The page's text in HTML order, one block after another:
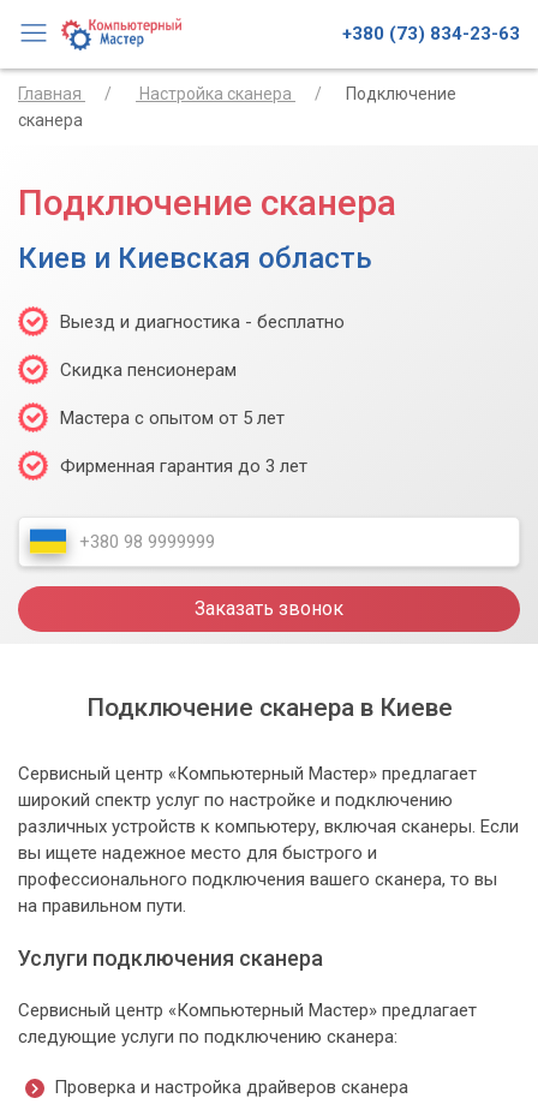
+380 (73) 834-23-63
Главная Настройка сканера
Подключение
сканера
Подключение сканера
Киев и Киевская область
Выезд и диагностика - бесплатно
Скидка пенсионерам
Мастера с опытом от 5 лет
Фирменная гарантия до 3 лет
Заказать звонок
Подключение сканера в Киеве
Сервисный центр «Компьютерный Мастер» предлагает
широкий спектр услуг по настройке и подключению
различных устройств к компьютеру, включая сканеры. Если
вы ищете надежное место для быстрого и
профессионального подключения вашего сканера, то вы
на правильном пути.
Услуги подключения сканера
Сервисный центр «Компьютерный Мастер» предлагает
следующие услуги по подключению сканера:
Проверка и настройка драйверов сканера